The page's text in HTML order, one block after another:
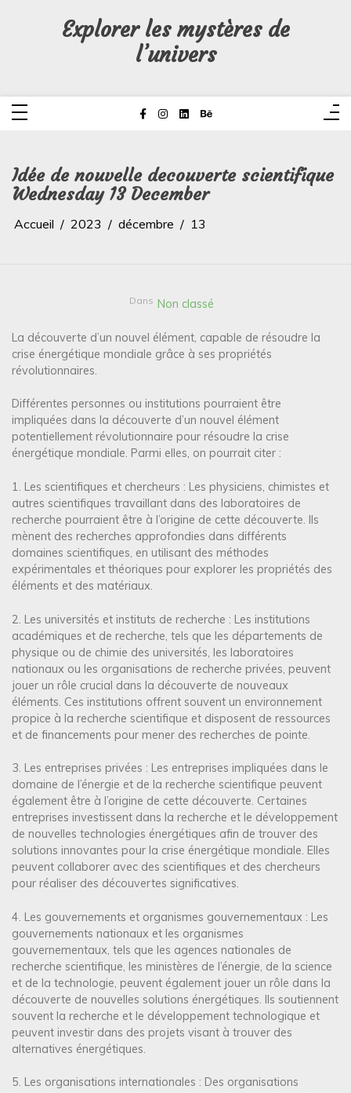
Explorer les mystères de
l’univers
Idée de nouvelle decouverte scientifique
Wednesday 13 December
Accueil 2023 décembre 13
Dans Non classé
La découverte d’un nouvel élément, capable de résoudre la
crise énergétique mondiale grâce à ses propriétés
révolutionnaires.
Différentes personnes ou institutions pourraient être
impliquées dans la découverte d’un nouvel élément
potentiellement révolutionnaire pour résoudre la crise
énergétique mondiale. Parmi elles, on pourrait citer :
1. Les scientifiques et chercheurs : Les physiciens, chimistes et
autres scientifiques travaillant dans des laboratoires de
recherche pourraient être à l’origine de cette découverte. Ils
mènent des recherches approfondies dans différents
domaines scientifiques, en utilisant des méthodes
expérimentales et théoriques pour explorer les propriétés des
éléments et des matériaux.
2. Les universités et instituts de recherche : Les institutions
académiques et de recherche, tels que les départements de
physique ou de chimie des universités, les laboratoires
nationaux ou les organisations de recherche privées, peuvent
jouer un rôle crucial dans la découverte de nouveaux
éléments. Ces institutions offrent souvent un environnement
propice à la recherche scientifique et disposent de ressources
et de financements pour mener des recherches de pointe.
3. Les entreprises privées : Les entreprises impliquées dans le
domaine de l’énergie et de la recherche scientifique peuvent
également être à l’origine de cette découverte. Certaines
entreprises investissent dans la recherche et le développement
de nouvelles technologies énergétiques afin de trouver des
solutions innovantes pour la crise énergétique mondiale. Elles
peuvent collaborer avec des scientifiques et des chercheurs
pour réaliser des découvertes significatives.
4. Les gouvernements et organismes gouvernementaux : Les
gouvernements nationaux et les organismes
gouvernementaux, tels que les agences nationales de
recherche scientifique, les ministères de l’énergie, de la science
et de la technologie, peuvent également jouer un rôle dans la
découverte de nouvelles solutions énergétiques. Ils soutiennent
souvent la recherche et le développement technologique et
peuvent investir dans des projets visant à trouver des
alternatives énergétiques.
5. Les organisations internationales : Des organisations